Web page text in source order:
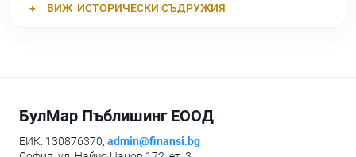
ВИЖ ИСТОРИЧЕСКИ СЪДРУЖИЯ
БулМар Пъблишинг ЕООД
ЕИК: 130876370, admin@finansi.bg